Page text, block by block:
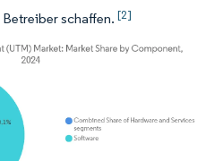
schaffen. [2]